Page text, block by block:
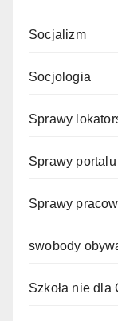
Socjalizm
Socjologia
Sprawy
Sprawy portalu
Sprawy
swobody
Szkoła nie dla